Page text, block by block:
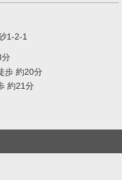
1-2-1
分
歩 約20分
約21分